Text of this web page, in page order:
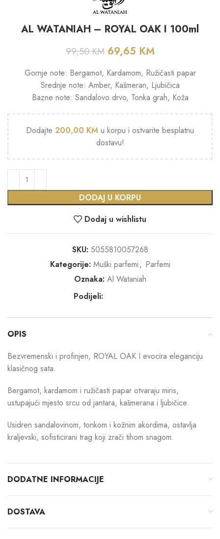
AL WATANIAH – ROYAL OAK I 100ml
99,50KM 69,65 KM
Gornje note: Bergamot, Kardamom, Ružičasti papar
Srednje note: Amber, Kašmeran, Ljubičica
Bazne note: Sandalovo drvo, Tonka grah, Koža
Dodajte 200,00 KM u korpu i ostvarite besplatnu
dostavu!
DODAJ U KORPU
Dodaj u wishlistu
SKU: 5055810057268
Kategorije: Muški parfemi, Parfemi
Oznaka: Al Wataniah
Podijeli:
OPIS
Bezvremenski i profinjen, ROYAL OAK I evocira eleganciju
klasičnog sata.
Bergamot, kardamom i ružičasti papar otvaraju miris,
ustupajući mjesto srcu od jantara, kašmerana i ljubičice.
Usidren sandalovinom, tonkom i kožnim akordima, ostavlja
kraljevski, sofisticirani trag koji zrači tihom snagom.
DODATNE INFORMACIJE
DOSTAVA